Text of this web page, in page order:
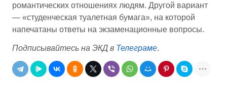
романтических отношениях людям. Другой вариант
— «студенческая туалетная бумага», на которой
напечатаны ответы на экзаменационные вопросы.
Подписывайтесь на ЭКД в Телеграме.